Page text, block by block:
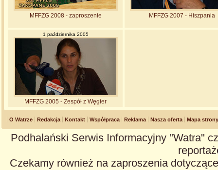
MFFZG 2008 - zaproszenie MFFZG 2007 - Hiszpania
1 października 2005
MFFZG 2005 - Zespół z Węgier
O Watrze Redakcja Kontakt Współpraca Reklama Nasza oferta Mapa strony
Podhalański Serwis Informacyjny "Watra"
Czekamy również na zaproszenia